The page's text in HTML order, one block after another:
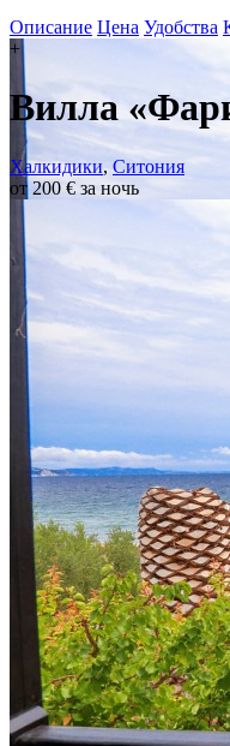
Описание Цена Удобства
+
Вилла
Халкидики,Ситония
от 200 € за ночь